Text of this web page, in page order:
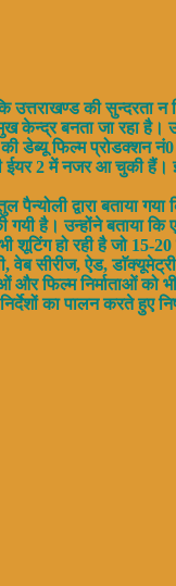
उत्तराखण्ड की
केन्द्र बनता जा रहा
डेब्यू फिल्म प्रोडक्शन
2 में नजर आ चुकी हैं।
द्वारा बताया
है। उन्होंने बताया
शूटिंग हो रही है जो
सीरीज, ऐड,
फिल्म निर्माताओं को
का पालन करते हुए